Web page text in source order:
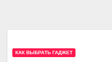
КАК ВЫБРАТЬ ГАДЖЕТ